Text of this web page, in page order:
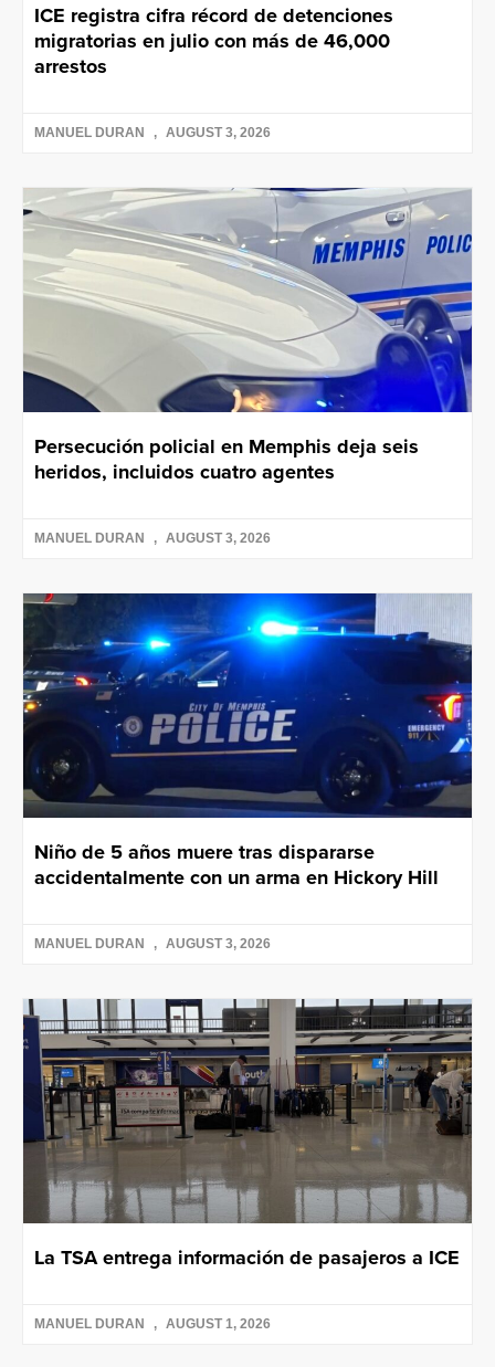
ICE registra cifra récord de detenciones
migratorias en julio con más de 46,000
arrestos
MANUEL DURAN AUGUST 3, 2026
Persecución policial en Memphis deja seis
heridos, incluidos cuatro agentes
MANUEL DURAN AUGUST 3, 2026
Niño de 5 años muere tras dispararse
accidentalmente con un arma en Hickory Hill
MANUEL DURAN AUGUST 3, 2026
La TSA entrega información de pasajeros a ICE
MANUEL DURAN AUGUST 1, 2026